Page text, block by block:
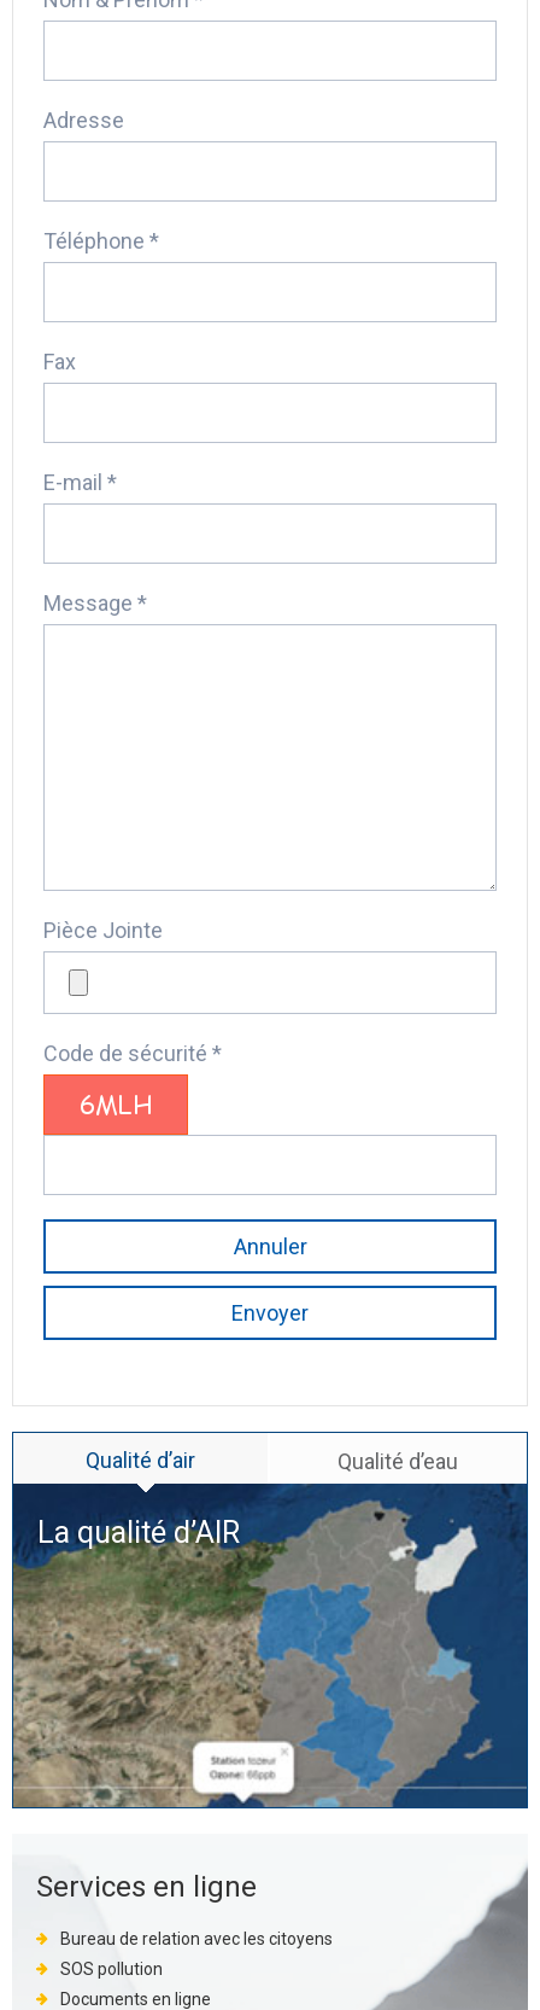
Adresse
Téléphone *
Fax
E-mail *
Message *
Pièce Jointe
Code de sécurité *
Annuler
Envoyer
Qualité d’air Qualité d’eau
La qualité d’AIR
Services en ligne
Bureau de relation avec les citoyens
SOS pollution
Documents en ligne